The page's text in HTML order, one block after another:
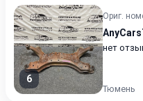
6
Ориг.
нет
Тюмень